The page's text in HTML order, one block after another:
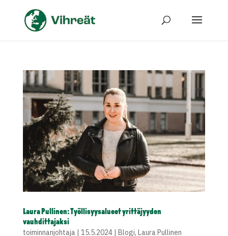
Laura Pullinen: Työllisyysalueet yrittäjyyden
vauhdittajaksi
toiminnanjohtaja| 15.5.2024| Blogi, Laura Pullinen